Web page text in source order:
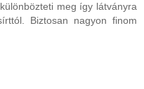
meg így látványra
Biztosan nagyon finom